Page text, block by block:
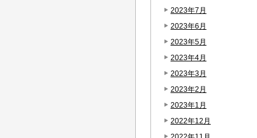
2023年7月
2023年6月
2023年5月
2023年4月
2023年3月
2023年2月
2023年1月
2022年12月